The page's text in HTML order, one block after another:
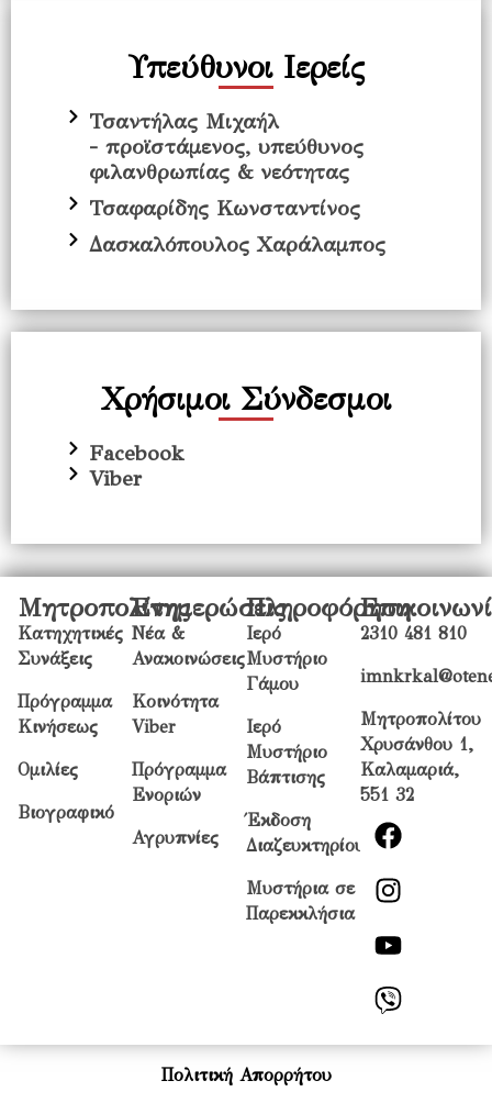
Υπεύθυνοι Ιερείς
Τσαντήλας Μιχαήλ
- προϊστάμενος, υπεύθυνος
φιλανθρωπίας & νεότητας
Τσαφαρίδης Κωνσταντίνος
Δασκαλόπουλος Χαράλαμπος
Χρήσιμοι Σύνδεσμοι
Facebook
Viber
Μητροπολίτης
Κατηχητικές
Συνάξεις
Πρόγραμμα
Κινήσεως
Ομιλίες
Βιογραφικό
Ενημερώσεις
Νέα &
Ανακοινώσεις
Κοινότητα
Viber
Πρόγραμμα
Ενοριών
Αγρυπνίες
Πληροφόρηση
Ιερό
Μυστήριο
Γάμου
Ιερό
Μυστήριο
Βάπτισης
Έκδοση
Διαζευκτηρίου
Μυστήρια σε
Παρεκκλήσια
2310 481 810
Μητροπολίτου
Χρυσάνθου 1,
Καλαμαριά,
551 32
Πολιτική Απορρήτου